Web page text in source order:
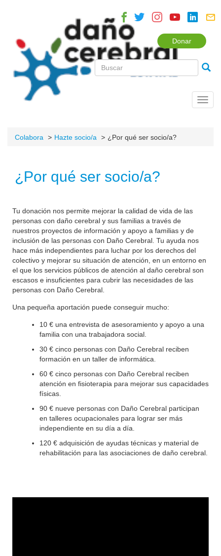
Donar
Colabora Hazte socio/a ¿Por qué ser socio/a?
¿Por qué ser socio/a?
Tu donación nos permite mejorar la calidad de vida de las
personas con daño cerebral y sus familias a través de
nuestros proyectos de información y apoyo a familias y de
inclusión de las personas con Daño Cerebral. Tu ayuda nos
hace más independientes para luchar por los derechos del
colectivo y mejorar su situación de atención, en un entorno en
el que los servicios públicos de atención al daño cerebral son
escasos e insuficientes para cubrir las necesidades de las
personas con Daño Cerebral.
Una pequeña aportación puede conseguir mucho:
10 € una entrevista de asesoramiento y apoyo a una
familia con una trabajadora social.
30 € cinco personas con Daño Cerebral reciben
formación en un taller de informática.
60 € cinco personas con Daño Cerebral reciben
atención en fisioterapia para mejorar sus capacidades
físicas.
90 € nueve personas con Daño Cerebral participan
en talleres ocupacionales para lograr ser más
independiente en su día a día.
120 € adquisición de ayudas técnicas y material de
rehabilitación para las asociaciones de daño cerebral.